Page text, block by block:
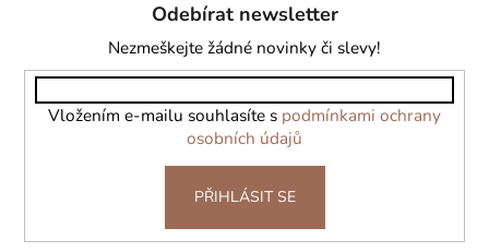
Odebírat newsletter
Nezmeškejte žádné novinky či slevy!
Vložením e-mailu souhlasíte s podmínkami ochrany
osobních údajů
PŘIHLÁSIT SE